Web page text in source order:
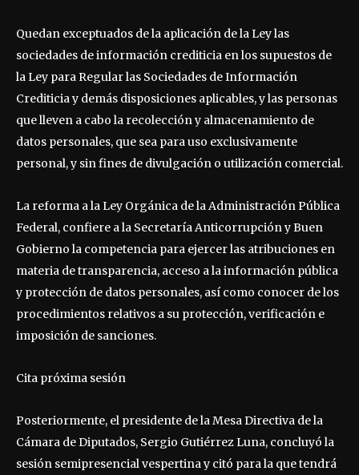
Quedan exceptuados de la aplicación de la Ley las
sociedades de información crediticia en los supuestos de
la Ley para Regular las Sociedades de Información
Crediticia y demás disposiciones aplicables, y las personas
que lleven a cabo la recolección y almacenamiento de
datos personales, que sea para uso exclusivamente
personal, y sin fines de divulgación o utilización comercial.
La reforma a la Ley Orgánica de la Administración Pública
Federal, confiere a la Secretaría Anticorrupción y Buen
Gobierno la competencia para ejercer las atribuciones en
materia de transparencia, acceso a la información pública
y protección de datos personales, así como conocer de los
procedimientos relativos a su protección, verificación e
imposición de sanciones.
Cita próxima sesión
Posteriormente, el presidente de la Mesa Directiva de la
Cámara de Diputados, Sergio Gutiérrez Luna, concluyó la
sesión semipresencial vespertina y citó para la que tendrá